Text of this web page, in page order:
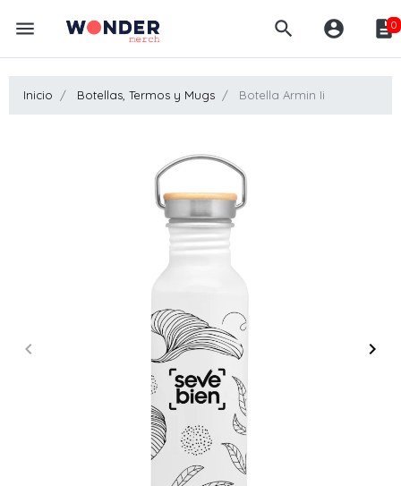
menu search account_circle description0
Inicio Botellas, Termos y Mugs Botella Armin Ii
Anterior
keyboard_arrow_left keyboard_arrow_right